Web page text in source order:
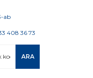
ARA